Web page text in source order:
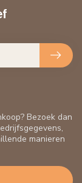
Bezoek dan
manieren